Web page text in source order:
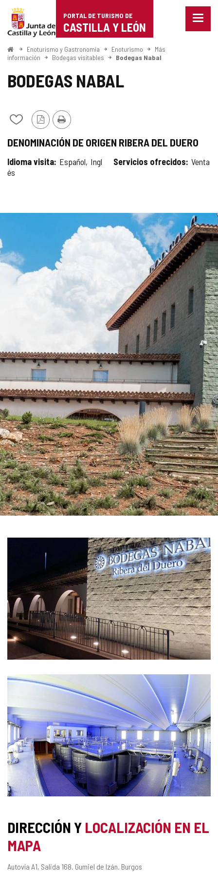
Portal
de
Turismo
de
Castilla
León
PORTAL DE TURISMO DE
CASTILLA Y LEÓN
Menu
InicioEnoturismo y Gastronomía Enoturismo
Más
información
Bodegas visitables Bodegas Nabal
BODEGAS NABAL
Añadir/quitar
mis
VersiónImprimir
DENOMINACIÓN DE ORIGEN RIBERA DEL DUERO
Idioma visita Español Ingl
és
Servicios ofrecidos Venta
DE
IMÁGENES
IMÁGENES
DIRECCIÓN Y LOCALIZACIÓN EN EL
MAPA
Dirección
Autovía A1, Salida 168. Gumiel de Izán. Burgos